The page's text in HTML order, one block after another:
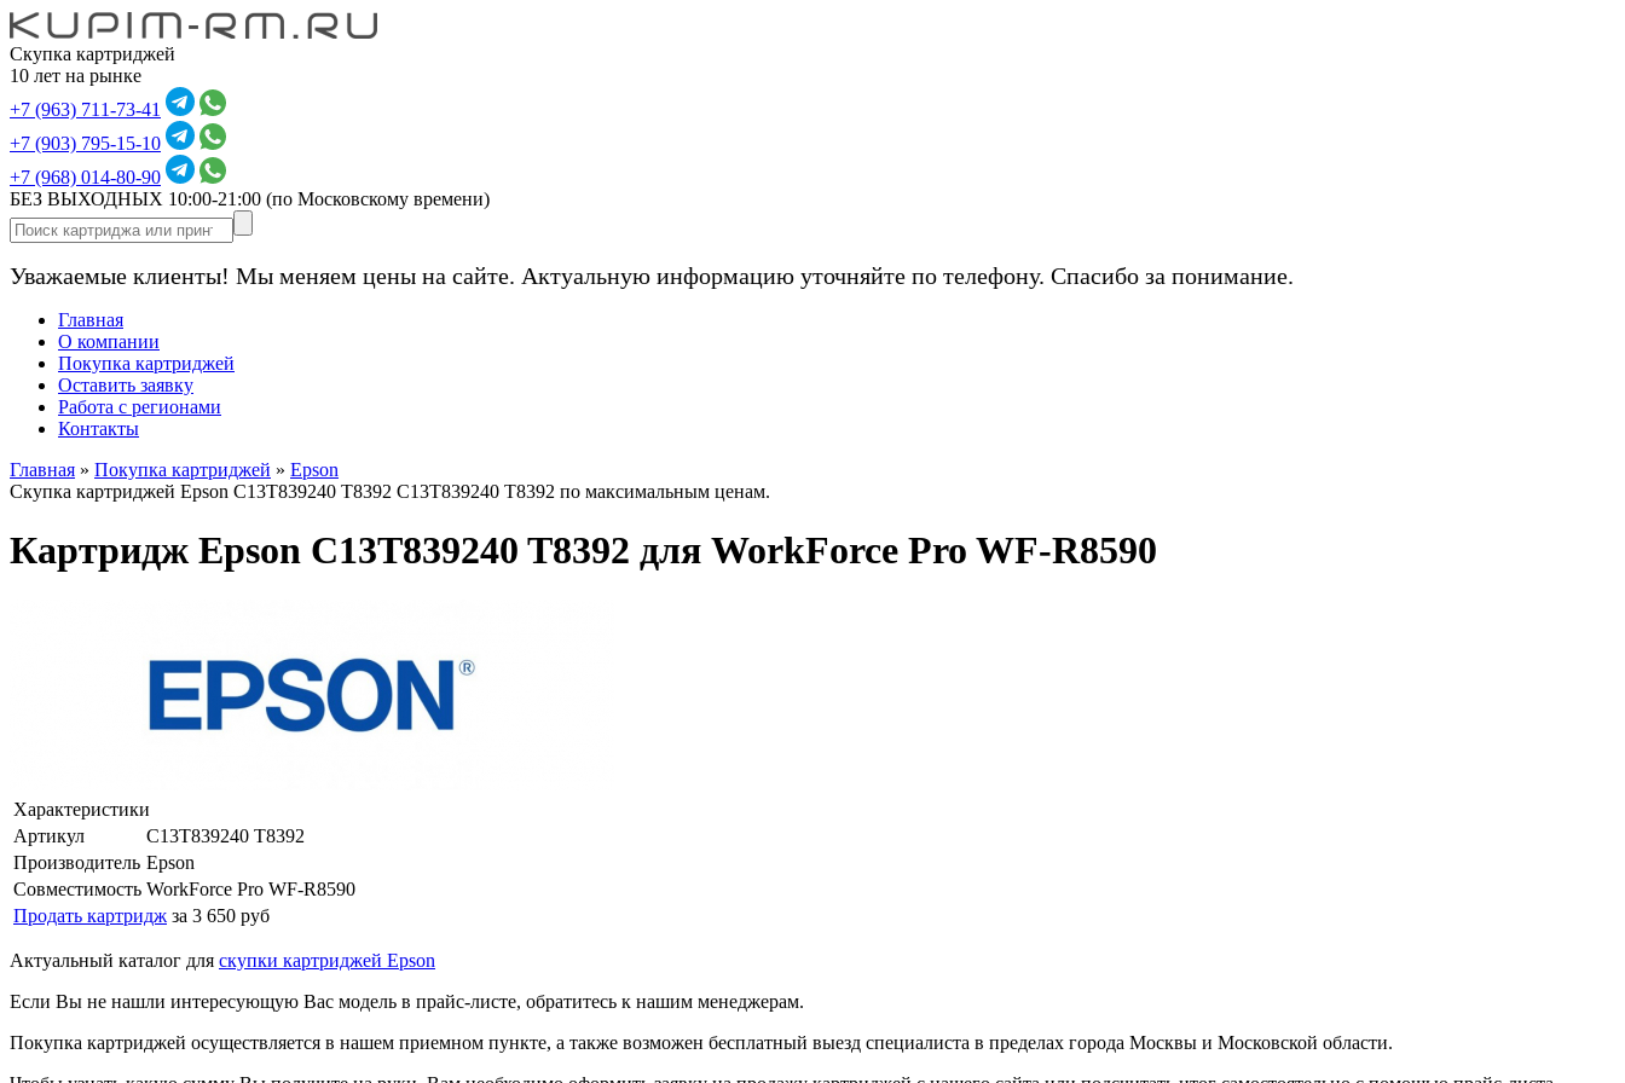
Скупка картриджей
10 лет на рынке
+7 (963) 711-73-41
+7 (903) 795-15-10
+7 (968) 014-80-90
БЕЗ ВЫХОДНЫХ 10:00-21:00 (по Московскому времени)
Уважаемые клиенты! Мы меняем цены на сайте. Актуальную информацию уточняйте по телефону. Спасибо за понимание.
Главная
О компании
Покупка картриджей
Оставить заявку
Работа с регионами
Контакты
Главная » Покупка картриджей » Epson
Скупка картриджей Epson C13T839240 T8392 C13T839240 T8392 по максимальным ценам.
Картридж Epson C13T839240 T8392 для WorkForce Pro WF-R8590
Характеристики
Артикул
C13T839240 T8392
Производитель Epson
Совместимость WorkForce Pro WF-R8590
Продать картридж за 3 650 руб
Актуальный каталог для скупки картриджей Epson
Если Вы не нашли интересующую Вас модель в прайс-листе, обратитесь к нашим менеджерам.
Покупка картриджей осуществляется в нашем приемном пункте, а также возможен бесплатный выезд специалиста в пределах города Москвы и Московской области.